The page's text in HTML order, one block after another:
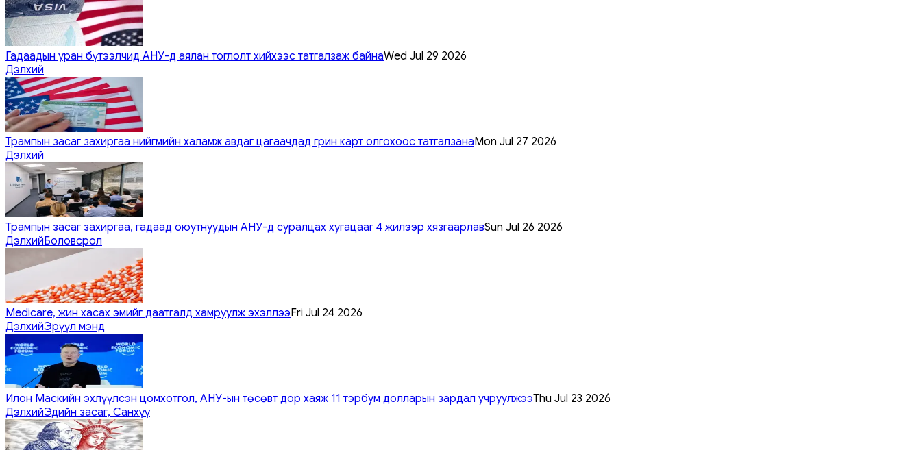
Гадаадын уран бүтээлчид АНУ-д аялан тоглолт хийхээс татгалзаж байнаWed Jul 29 2026
Дэлхий
Трампын засаг захиргаа нийгмийн халамж авдаг цагаачдад грин карт олгохоос татгалзанаMon Jul 27 2026
Дэлхий
Трампын засаг захиргаа, гадаад оюутнуудын АНУ-д суралцах хугацааг 4 жилээр хязгаарлавSun Jul 26 2026
ДэлхийБоловсрол
Medicare, жин хасах эмийг даатгалд хамруулж эхэллээFri Jul 24 2026
ДэлхийЭрүүл мэнд
Илон Маскийн эхлүүлсэн цомхотгол, АНУ-ын төсөвт дор хаяж 11 тэрбум долларын зардал учруулжээThu Jul 23 2026
ДэлхийЭдийн засаг, Санхүү